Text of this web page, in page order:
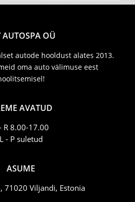
AUTOSPA OÜ
autode hooldust alates 2013.
oma auto välimuse eest
AVATUD
R 8.00-17.00
L - P suletud
ASUME
71020 Viljandi, Estonia